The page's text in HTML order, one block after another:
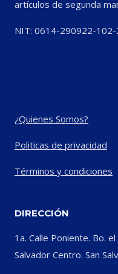
artículos de segunda
NIT: 0614-290922-102-
¿Quienes Somos?
Politicas de privacidad
Términos y condiciones
DIRECCIÓN
1a. Calle Poniente. Bo.
Salvador Centro. San